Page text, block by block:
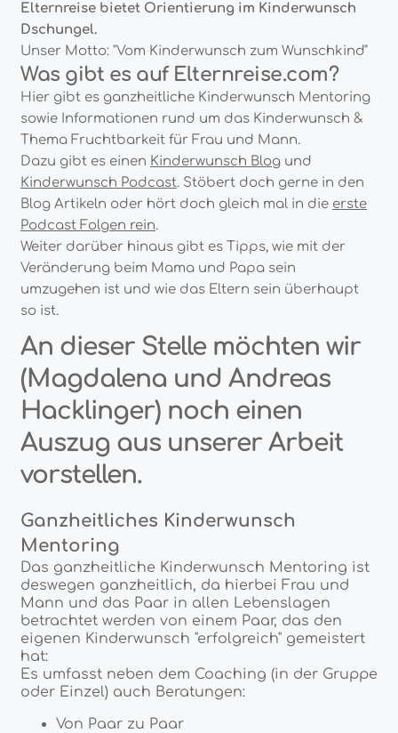
Elternreise bietet Orientierung im Kinderwunsch
Dschungel.
Unser Motto: "Vom Kinderwunsch zum Wunschkind"
Was gibt es auf Elternreise.com?
Hier gibt es ganzheitliche Kinderwunsch Mentoring
sowie Informationen rund um das Kinderwunsch &
Thema Fruchtbarkeit für Frau und Mann.
Dazu gibt es einen Kinderwunsch Blog und
Kinderwunsch Podcast. Stöbert doch gerne in den
Blog Artikeln oder hört doch gleich mal in die erste
Podcast Folgen rein.
Weiter darüber hinaus gibt es Tipps, wie mit der
Veränderung beim Mama und Papa sein
umzugehen ist und wie das Eltern sein überhaupt
so ist.
An dieser Stelle möchten wir
(Magdalena und Andreas
Hacklinger) noch einen
Auszug aus unserer Arbeit
vorstellen.
Ganzheitliches Kinderwunsch
Mentoring
Das ganzheitliche Kinderwunsch Mentoring ist
deswegen ganzheitlich, da hierbei Frau und
Mann und das Paar in allen Lebenslagen
betrachtet werden von einem Paar, das den
eigenen Kinderwunsch "erfolgreich" gemeistert
hat:
Es umfasst neben dem Coaching (in der Gruppe
oder Einzel) auch Beratungen:
Von Paar zu Paar